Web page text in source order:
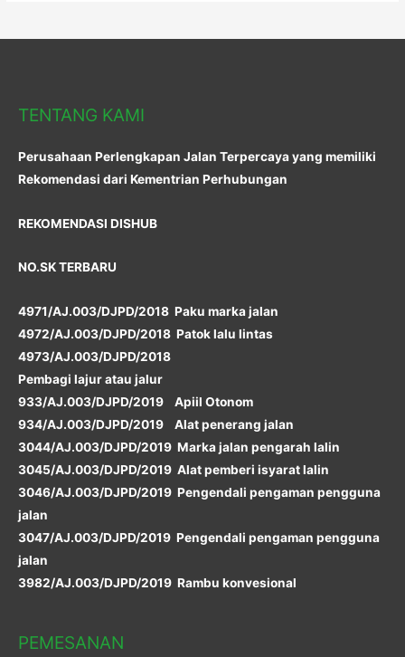
TENTANG KAMI
Perusahaan Perlengkapan Jalan Terpercaya yang memiliki
Rekomendasi dari Kementrian Perhubungan
REKOMENDASI DISHUB
NO.SK TERBARU
4971/AJ.003/DJPD/2018 Paku marka jalan
4972/AJ.003/DJPD/2018 Patok lalu lintas
4973/AJ.003/DJPD/2018
Pembagi lajur atau jalur
933/AJ.003/DJPD/2019 Apiil Otonom
934/AJ.003/DJPD/2019 Alat penerang jalan
3044/AJ.003/DJPD/2019 Marka jalan pengarah lalin
3045/AJ.003/DJPD/2019 Alat pemberi isyarat lalin
3046/AJ.003/DJPD/2019 Pengendali pengaman pengguna
jalan
3047/AJ.003/DJPD/2019 Pengendali pengaman pengguna
jalan
3982/AJ.003/DJPD/2019 Rambu konvesional
PEMESANAN